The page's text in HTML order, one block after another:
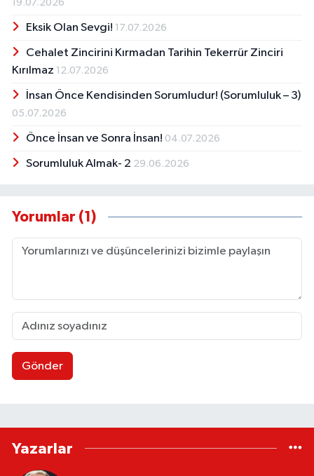
19.07.2026
Eksik Olan Sevgi! 17.07.2026
Cehalet Zincirini Kırmadan Tarihin Tekerrür Zinciri
Kırılmaz 12.07.2026
İnsan Önce Kendisinden Sorumludur! (Sorumluluk – 3)
05.07.2026
Önce İnsan ve Sonra İnsan! 04.07.2026
Sorumluluk Almak- 2 29.06.2026
Yorumlar (1)
Gönder
Yazarlar